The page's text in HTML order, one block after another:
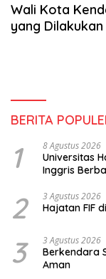
Wali Kota
yang
BERITA
1 8 Agustus 2026
Universitas
Inggris
2 3 Agustus 2026
Hajatan FIF
3 3 Agustus 2026
Berkendara
Aman